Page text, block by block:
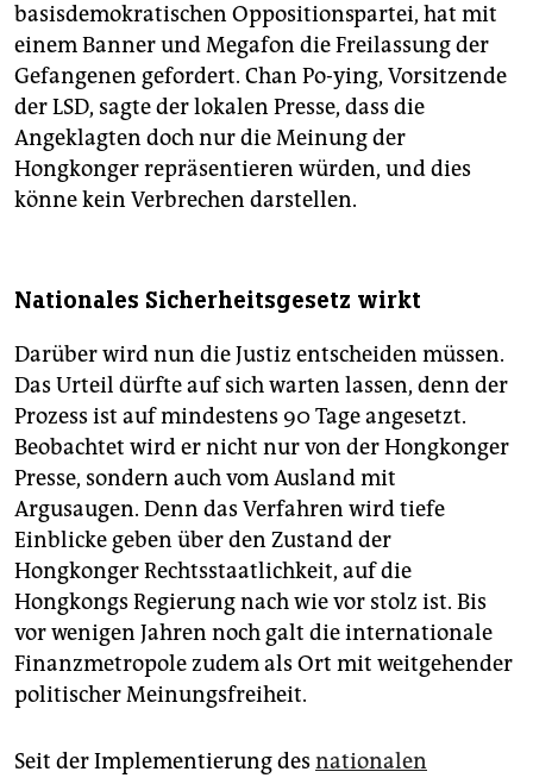
basisdemokratischen Oppositionspartei, hat mit
einem Banner und Megafon die Freilassung der
Gefangenen gefordert. Chan Po-ying, Vorsitzende
der LSD, sagte der lokalen Presse, dass die
Angeklagten doch nur die Meinung der
Hongkonger repräsentieren würden, und dies
könne kein Verbrechen darstellen.
Nationales Sicherheitsgesetz wirkt
Darüber wird nun die Justiz entscheiden müssen.
Das Urteil dürfte auf sich warten lassen, denn der
Prozess ist auf mindestens 90 Tage angesetzt.
Beobachtet wird er nicht nur von der Hongkonger
Presse, sondern auch vom Ausland mit
Argusaugen. Denn das Verfahren wird tiefe
Einblicke geben über den Zustand der
Hongkonger Rechtsstaatlichkeit, auf die
Hongkongs Regierung nach wie vor stolz ist. Bis
vor wenigen Jahren noch galt die internationale
Finanzmetropole zudem als Ort mit weitgehender
politischer Meinungsfreiheit.
Seit der Implementierung des nationalen